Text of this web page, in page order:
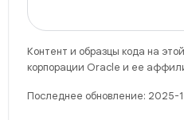
Контент и образцы кода на
корпорации Oracle и ее
Последнее обновление: 2025-